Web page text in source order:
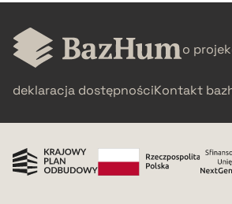
BIBTEX
o
deklaracja dostępnościKontakt